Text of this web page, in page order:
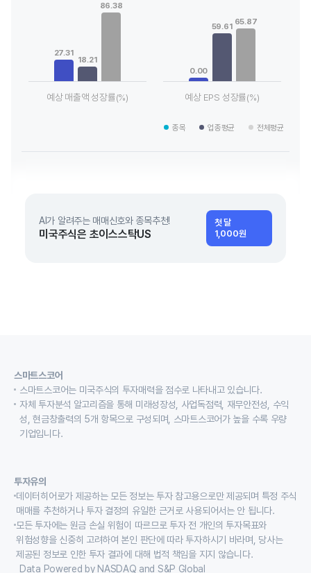
View as data table, Chart
The chart has 1 X axis displaying categories.
The chart has 1 Y axis displaying values. Data ranges from
27.31
18.21
86.38
예상 매출액 성장률(%)
The chart has 1 X axis
The chart has 1 Y axis
0.00
59.61 65.87
예상 EPS 성장률(%)
종목 업종평균 전체평균
AI가 알려주는 매매신호와 종목추천!
미국주식은 초이스스탁US
첫 달
1,000원
스마트스코어
스마트스코어는 미국주식의 투자매력을 점수로 나타내고 있습니다.
자체 투자분석 알고리즘을 통해 미래성장성, 사업독점력, 재무안전성, 수익
성, 현금창출력의 5개 항목으로 구성되며, 스마트스코어가 높을 수록 우량
기업입니다.
투자유의
데이터히어로가 제공하는 모든 정보는 투자 참고용으로만 제공되며 특정 주식
매매를 추천하거나 투자 결정의 유일한 근거로 사용되어서는 안 됩니다.
모든 투자에는 원금 손실 위험이 따르므로 투자 전 개인의 투자목표와
위험성향을 신중히 고려하여 본인 판단에 따라 투자하시기 바라며, 당사는
제공된 정보로 인한 투자 결과에 대해 법적 책임을 지지 않습니다.
Data Powered by NASDAQ and S&P Global